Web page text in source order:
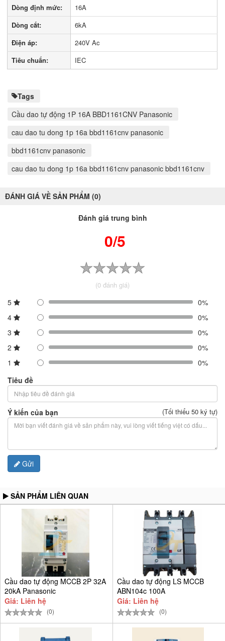
Dòng định mức:
16A
Dòng cắt:
6kA
Điện áp:
240V Ac
Tiêu chuẩn:
IEC
Tags
Cầu dao tự động 1P 16A BBD1161CNV Panasonic
cau dao tu dong 1p 16a bbd1161cnv panasonic
bbd1161cnv panasonic
cau dao tu dong 1p 16a bbd1161cnv panasonic bbd1161cnv
ĐÁNH GIÁ VỀ SẢN PHẨM (0)
Đánh giá trung bình
0/5
(0 đánh giá)
5
0%
4
0%
3
0%
2
0%
1
0%
Tiêu đề
Ý kiến của bạn (Tối thiểu 50 ký tự)
Gửi
SẢN PHẨM LIÊN QUAN
Cầu dao tự động MCCB 2P 32A
20kA Panasonic
BBSF2232CTCV
Giá: Liên hệ
(0)
Cầu dao tự động LS MCCB
ABN104c 100A
Giá: Liên hệ
(0)